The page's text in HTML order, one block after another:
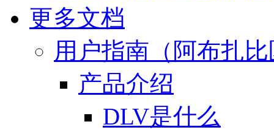
更多文档
用户指南（阿布扎
产品介绍
DLV是什么